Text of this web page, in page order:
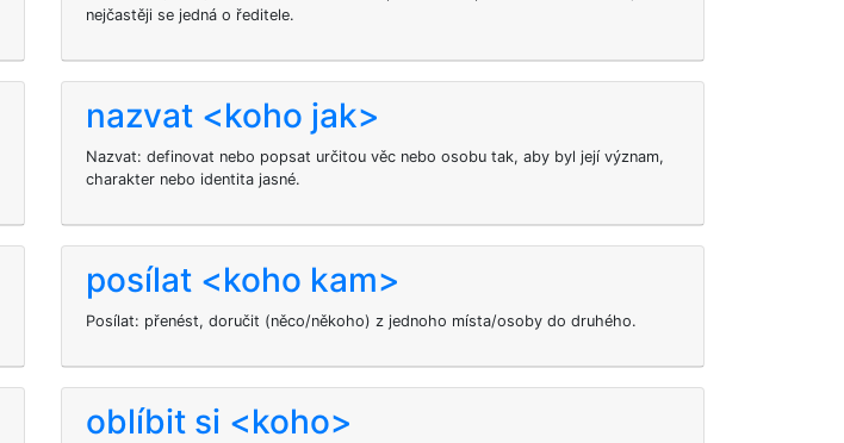
nejčastěji se jedná o ředitele.
nazvat <koho jak>
Nazvat: definovat nebo popsat určitou věc nebo osobu tak, aby byl její význam,
charakter nebo identita jasné.
posílat <koho kam>
Posílat: přenést, doručit (něco/někoho) z jednoho místa/osoby do druhého.
oblíbit si <koho>